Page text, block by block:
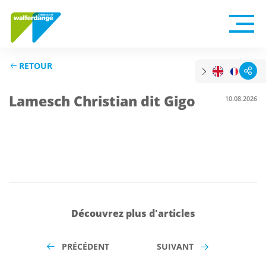
RETOUR
Lamesch Christian dit Gigo 10.08.2026
Découvrez plus d'articles
PRÉCÉDENT SUIVANT